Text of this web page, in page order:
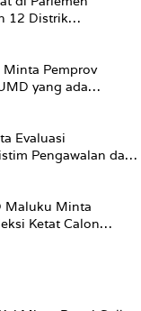
12 Distrik
Minta Pemprov
yang ada
Baru
Evaluasi
Pengawalan dan
Kontainer
Maluku Minta
Ketat Calon
Rekam Jejak